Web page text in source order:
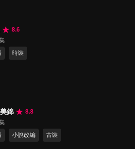
8.6
時裝
錦
8.8
小說改編 古裝